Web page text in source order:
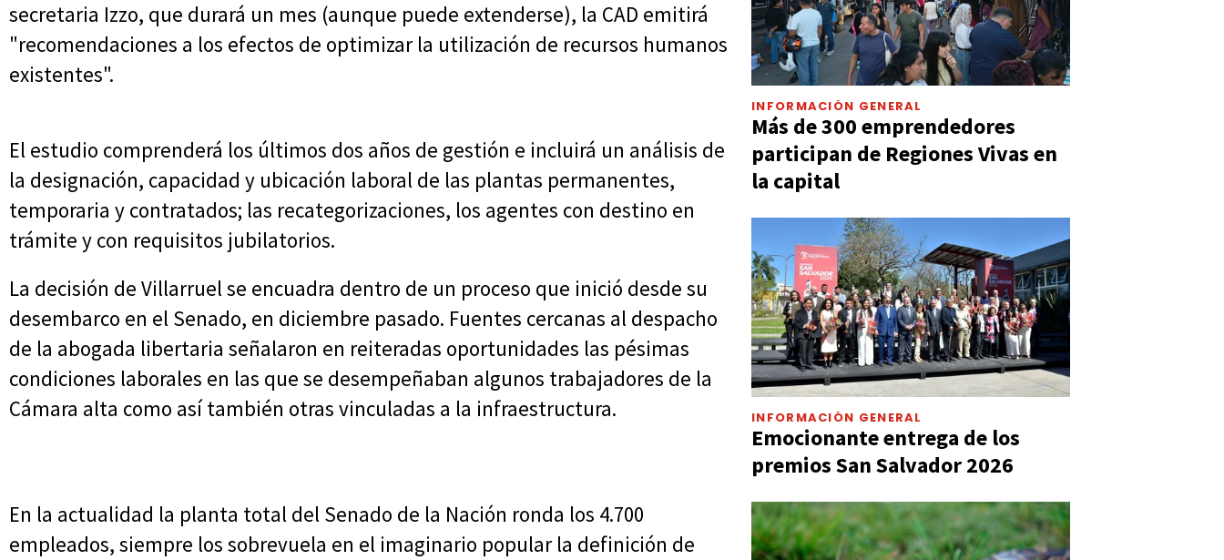
secretaria Izzo, que durará un mes (aunque puede extenderse), la CAD emitirá
"recomendaciones a los efectos de optimizar la utilización de recursos humanos
existentes".
El estudio comprenderá los últimos dos años de gestión e incluirá un análisis de
la designación, capacidad y ubicación laboral de las plantas permanentes,
temporaria y contratados; las recategorizaciones, los agentes con destino en
trámite y con requisitos jubilatorios.
La decisión de Villarruel se encuadra dentro de un proceso que inició desde su
desembarco en el Senado, en diciembre pasado. Fuentes cercanas al despacho
de la abogada libertaria señalaron en reiteradas oportunidades las pésimas
condiciones laborales en las que se desempeñaban algunos trabajadores de la
Cámara alta como así también otras vinculadas a la infraestructura.
En la actualidad la planta total del Senado de la Nación ronda los 4.700
empleados, siempre los sobrevuela en el imaginario popular la definición de
INFORMACIÓN GENERAL
Más de 300 emprendedores
participan de Regiones Vivas en
la capital
INFORMACIÓN GENERAL
Emocionante entrega de los
premios San Salvador 2026